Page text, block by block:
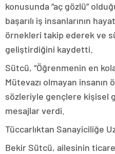
konusunda “aç gözlü”
başarılı iş insanlarının
örnekleri takip ederek ve
geliştirdiğini kaydetti.
Sütcü, “Öğrenmenin en
Mütevazı olmayan insanın
sözleriyle gençlere kişisel
mesajlar verdi.
Tüccarlıktan Sanayiciliğe
Bekir Sütcü, ailesinin